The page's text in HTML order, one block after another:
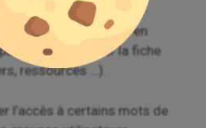
être positionnés en
alors sur la fiche
ressources …).
l’accès à certains mots de